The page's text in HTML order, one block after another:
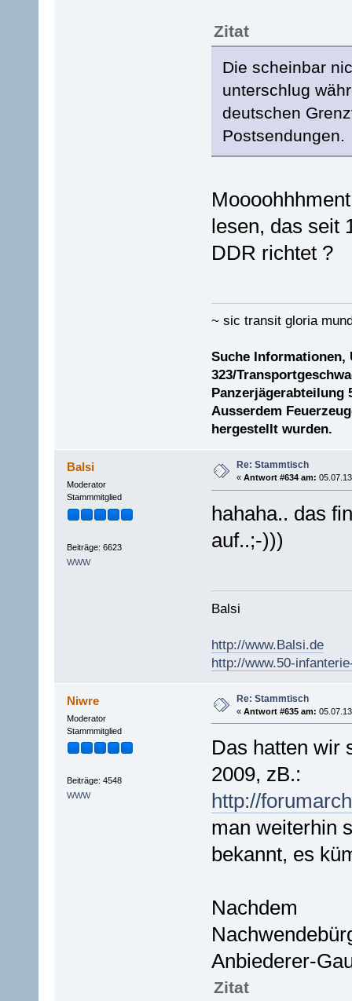
Zitat
Die scheinbar
unterschlug
deutschen
Postsendungen.
lesen, das seit
DDR richtet ?
~ sic transit gloria
Suche Informationen,
323/
Panzerjägerabteilung
Ausserdem
hergestellt wurden.
Balsi
Moderator
Stammmitglied
Beiträge: 6623
WWW
Re: Stammtisch
« Antwort #634 am:
hahaha.. das
auf..;-)))
Balsi
http://www.Balsi.de
http://www.50-
Niwre
Moderator
Stammmitglied
Beiträge: 4548
WWW
Re: Stammtisch
« Antwort #635 am:
Das hatten wir
2009, zB.:
http://
man weiterhin
bekannt, es
Nachdem
Anbiederer-
Zitat